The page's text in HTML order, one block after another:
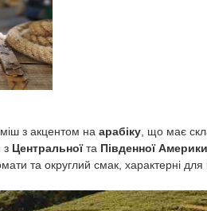
з акцентом на арабіку , що має
з Центральноїта Південної Америки
та округлий смак, характерні для